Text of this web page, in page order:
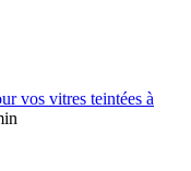
vos vitres teintées à